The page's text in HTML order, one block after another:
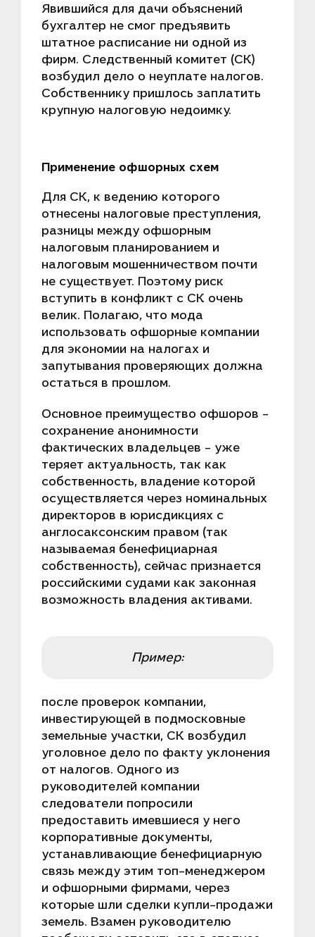
Явившийся для дачи объяснений
бухгалтер не смог предъявить
штатное расписание ни одной из
фирм. Следственный комитет (СК)
возбудил дело о неуплате налогов.
Собственнику пришлось заплатить
крупную налоговую недоимку.
Применение офшорных схем
Для СК, к ведению которого
отнесены налоговые преступления,
разницы между офшорным
налоговым планированием и
налоговым мошенничеством почти
не существует. Поэтому риск
вступить в конфликт с СК очень
велик. Полагаю, что мода
использовать офшорные компании
для экономии на налогах и
запутывания проверяющих должна
остаться в прошлом.
Основное преимущество офшоров –
сохранение анонимности
фактических владельцев – уже
теряет актуальность, так как
собственность, владение которой
осуществляется через номинальных
директоров в юрисдикциях с
англосаксонским правом (так
называемая бенефициарная
собственность), сейчас признается
российскими судами как законная
возможность владения активами.
Пример:
после проверок компании,
инвестирующей в подмосковные
земельные участки, СК возбудил
уголовное дело по факту уклонения
от налогов. Одного из
руководителей компании
следователи попросили
предоставить имевшиеся у него
корпоративные документы,
устанавливающие бенефициарную
связь между этим топ-менеджером
и офшорными фирмами, через
которые шли сделки купли-продажи
земель. Взамен руководителю